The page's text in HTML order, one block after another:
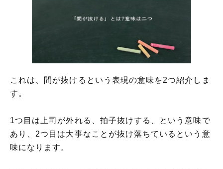
「間が抜ける」の語源や由来
「間が抜ける」を使った例文と意味を解釈
「間が抜ける」の類語や類義語・言い換え
これは、間が抜けるという表現の意味を2つ紹介しま
す。
1つ目は上司が外れる、拍子抜けする、という意味で
あり、2つ目は大事なことが抜け落ちているという意
味になります。